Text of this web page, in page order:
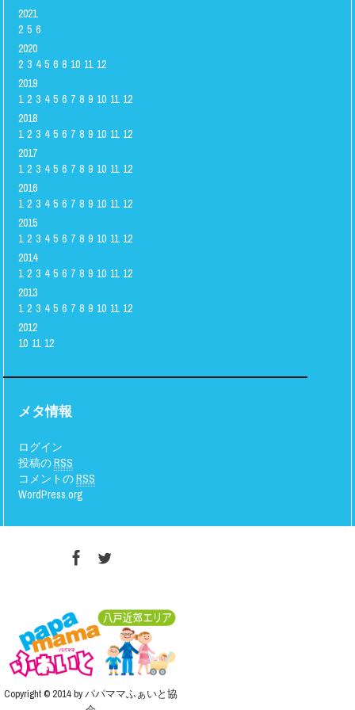
2021
2 5 6
2020
2 3 4 5 6 8 10 11 12
2019
1 2 3 4 5 6 7 8 9 10 11 12
2018
1 2 3 4 5 6 7 8 9 10 11 12
2017
1 2 3 4 5 6 7 8 9 10 11 12
2016
1 2 3 4 5 6 7 8 9 10 11 12
2015
1 2 3 4 5 6 7 8 9 10 11 12
2014
1 2 3 4 5 6 7 8 9 10 11 12
2013
1 2 3 4 5 6 7 8 9 10 11 12
2012
10 11 12
メタ情報
ログイン
投稿のRSS
コメントのRSS
WordPress.org
Copyright © 2014 by パパママふぁいと協